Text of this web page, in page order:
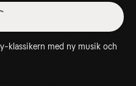
klassikern med ny musik och